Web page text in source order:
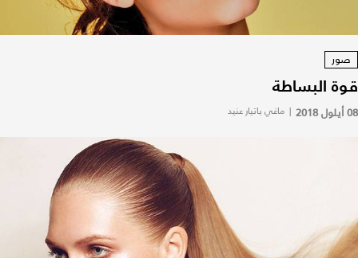
صور
قوة البساطة
08 أيلول 2018 | ماغي باتيار عنيد